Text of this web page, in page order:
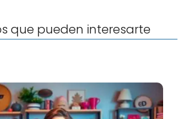
que pueden interesarte